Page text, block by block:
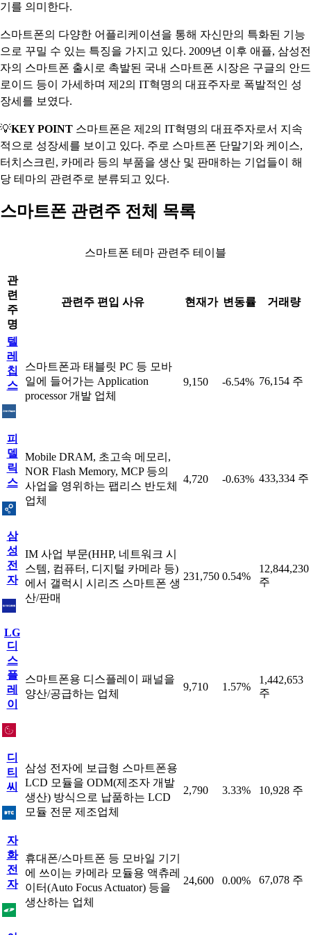
기를 의미한다.
스마트폰의 다양한 어플리케이션을 통해 자신만의 특화된 기능
으로 꾸밀 수 있는 특징을 가지고 있다. 2009년 이후 애플, 삼성전
자의 스마트폰 출시로 촉발된 국내 스마트폰 시장은 구글의 안드
로이드 등이 가세하며 제2의 IT혁명의 대표주자로 폭발적인 성
장세를 보였다.
💡KEY POINT 스마트폰은 제2의 IT혁명의 대표주자로서 지속
적으로 성장세를 보이고 있다. 주로 스마트폰 단말기와 케이스,
터치스크린, 카메라 등의 부품을 생산 및 판매하는 기업들이 해
당 테마의 관련주로 분류되고 있다.
스마트폰 관련주 전체 목록
스마트폰 테마 관련주 테이블
관
련
주
명
관련주 편입 사유 현재가 변동률 거래량
텔
레
칩
스
스마트폰과 태블릿 PC 등 모바
일에 들어가는 Application
processor 개발 업체
9,150 -6.54% 76,154 주
피
델
릭
스
Mobile DRAM, 초고속 메모리,
NOR Flash Memory, MCP 등의
사업을 영위하는 팹리스 반도체
업체
4,720 -0.63% 433,334 주
삼
성
전
자
IM 사업 부문(HHP, 네트워크 시
스템, 컴퓨터, 디지털 카메라 등)
에서 갤럭시 시리즈 스마트폰 생
산/판매
231,750 0.54%
12,844,230
주
LG
디
스
플
레
이
스마트폰용 디스플레이 패널을
양산/공급하는 업체
9,710 1.57%
1,442,653
주
디
티
씨
삼성 전자에 보급형 스마트폰용
LCD 모듈을 ODM(제조자 개발
생산) 방식으로 납품하는 LCD
모듈 전문 제조업체
2,790 3.33% 10,928 주
자
화
전
자
휴대폰/스마트폰 등 모바일 기기
에 쓰이는 카메라 모듈용 액츄레
이터(Auto Focus Actuator) 등을
생산하는 업체
24,600 0.00% 67,078 주